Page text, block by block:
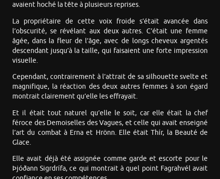
avaient hoché la tête à plusieurs reprises.
La propriétaire de cette voix froide s’était avancée dans
l’obscurité, se révélant aux deux autres. C’était une femme
âgée, dans la fleur de l’âge, avec de longs cheveux argentés
descendant jusqu’à la taille, qui faisaient une forte impression
visuelle.
Cependant, contrairement à l’attrait de sa silhouette svelte et
magnifique, la réaction des deux autres femmes à son égard
montrait clairement qu’elle les effrayait.
Et il était tout naturel qu’elle le soit, car elle était la chef
féroce des Demoiselles des Vagues, et celle qui avait enseigné
l’art du combat à Erna et Hrönn. Elle était Thír, la Beauté de
Glace.
Elle avait déjà été assignée comme garde et escorte pour le
Þjóðann Sigrdrífa, ce qui montrait à quel point Fagrahvél avait